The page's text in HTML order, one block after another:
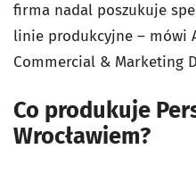
firma nadal poszukuje
linie produkcyjne – mówi
Commercial & Marketing
Co produkuje
Wrocławiem?